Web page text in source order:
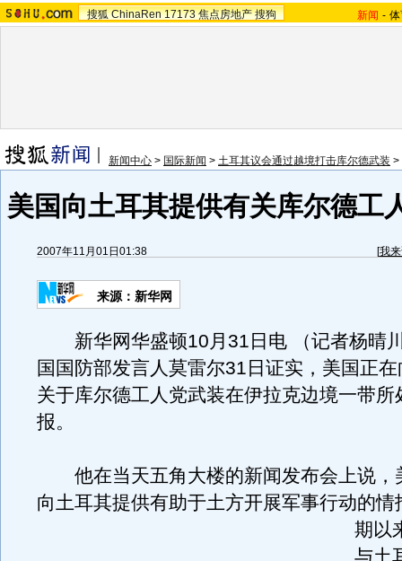
搜狐 ChinaRen 17173 焦点房地产 搜狗 新闻 -
新闻中心 > 国际新闻 > 土耳其议会通过越境打击库尔德武装 >
美国向土耳其提供有关库尔德工
2007年11月01日01:38 [我
来源：新华网
新华网华盛顿10月31日电 （记者杨晴
国国防部发言人莫雷尔31日证实，美国正
关于库尔德工人党武装在伊拉克边境一带所
报。
他在当天五角大楼的新闻发布会上说，
向土耳其提供有助于土方开展军事行动的情
期以
与土